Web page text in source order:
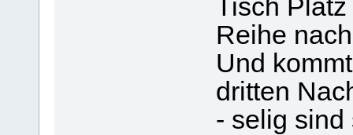
Tisch
Reihe
Und
dritten
- selig sind